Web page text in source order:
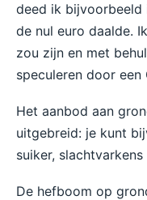
deed ik bijvoorbeeld
de nul euro daalde.
zou zijn en met
speculeren door
Het aanbod aan
uitgebreid: je kunt
suiker,
De hefboom op